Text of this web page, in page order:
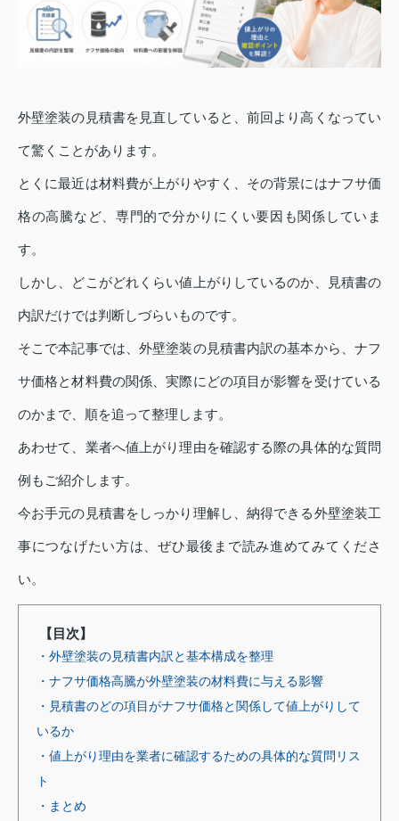
外壁塗装の見積書を見直していると、前回より高くなってい
て驚くことがあります。
とくに最近は材料費が上がりやすく、その背景にはナフサ価
格の高騰など、専門的で分かりにくい要因も関係していま
す。
しかし、どこがどれくらい値上がりしているのか、見積書の
内訳だけでは判断しづらいものです。
そこで本記事では、外壁塗装の見積書内訳の基本から、ナフ
サ価格と材料費の関係、実際にどの項目が影響を受けている
のかまで、順を追って整理します。
あわせて、業者へ値上がり理由を確認する際の具体的な質問
例もご紹介します。
今お手元の見積書をしっかり理解し、納得できる外壁塗装工
事につなげたい方は、ぜひ最後まで読み進めてみてくださ
い。
【目次】
・外壁塗装の見積書内訳と基本構成を整理
・ナフサ価格高騰が外壁塗装の材料費に与える影響
・見積書のどの項目がナフサ価格と関係して値上がりして
いるか
・値上がり理由を業者に確認するための具体的な質問リス
ト
・まとめ